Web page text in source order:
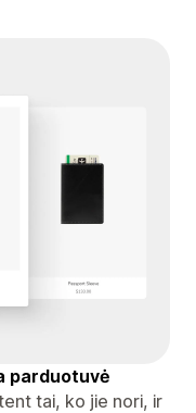
parduotuvė
tai, ko jie nori, ir